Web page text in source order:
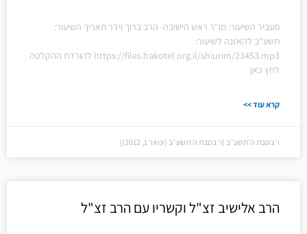
מעביר השיעור: מו"ר ראש הישיבה- הרב ברוך וידר תאריך השיעור:
תשע"ב להאזנה לשיעור:
https://files.hakotel.org.il/shiurim/23453.mp3 להורדת ההקלטה
לחץ כאן
קרא עוד >>
ו׳ בטבת ה׳תשע״ב (ו׳ בטבת ה׳תשע״ב (ינואר 1, 2012))
הרב אלישיב זצ"ל וקשריו עם הרב זצ"ל